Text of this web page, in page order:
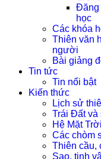
Đăng
học
Các khóa
Thiên văn
người
Bài giảng
Tin tức
Tin nổi bật
Kiến thức
Lịch sử
Trái Đất và
Hệ Mặt Trời
Các chòm
Thiên cầu,
Sao, tinh